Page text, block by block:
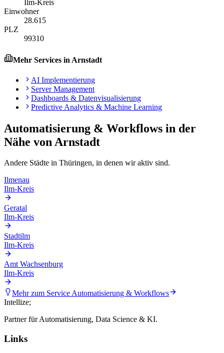
Ilm-Kreis
Einwohner
28.615
PLZ
99310
Mehr Services in Arnstadt
AI Implementierung
Server Management
Dashboards & Datenvisualisierung
Predictive Analytics & Machine Learning
Automatisierung & Workflows in der
Nähe von Arnstadt
Andere Städte in Thüringen, in denen wir aktiv sind.
Ilmenau
Ilm-Kreis
Geratal
Ilm-Kreis
Stadtilm
Ilm-Kreis
Amt Wachsenburg
Ilm-Kreis
Mehr zum ServiceAutomatisierung & Workflows
Intellize;
Partner für Automatisierung, Data Science & KI.
Links